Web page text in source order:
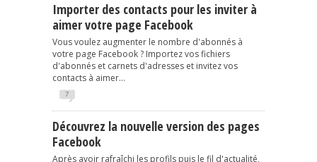
Importer des contacts pour les inviter à
aimer votre page Facebook
Vous voulez augmenter le nombre d'abonnés à
votre page Facebook ? Importez vos fichiers
d'abonnés et carnets d'adresses et invitez vos
contacts à aimer...
7
Découvrez la nouvelle version des pages
Facebook
Après avoir rafraîchi les profils puis le fil d'actualité,